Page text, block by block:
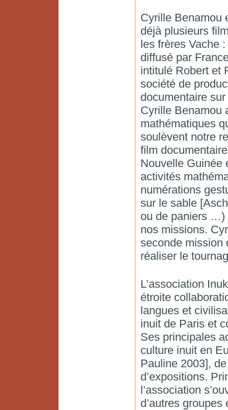
Cyrille Benamou
déjà plusieurs
les frères Vache
diffusé par
intitulé Robert et
société de
documentaire
Cyrille Benamou
mathématiques
soulèvent notre
film
Nouvelle Guinée
activités
numérations
sur le sable
ou de paniers …)
nos missions.
seconde mission
réaliser le
L’association
étroite
langues et
inuit de Paris et
Ses principales
culture inuit en
Pauline 2003],
d’expositions.
l’association
d’autres groupes